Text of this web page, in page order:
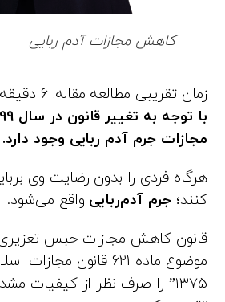
کاهش مجازات آدم ربایی
مجازات جرم آدم ربایی وجود دارد.
هرگاه فردی را بدون رضایت وی
کنند؛جرم آدم‌ربایی واقع می‌شود.
موضوع ماده 621 قانون
۱۳۷۵” را صرف نظر از کیفیات